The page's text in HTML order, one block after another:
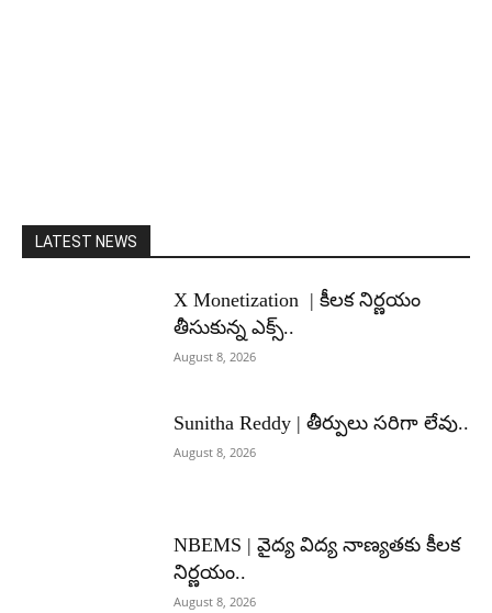
LATEST NEWS
X Monetization | కీలక నిర్ణయం
తీసుకున్న ఎక్స్..
August 8, 2026
Sunitha Reddy | తీర్పులు సరిగా లేవు..
August 8, 2026
NBEMS | వైద్య విద్య నాణ్యతకు కీలక
నిర్ణయం..
August 8, 2026